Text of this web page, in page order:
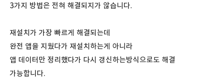
3가지 방법은 전혀 해결되지가 않습니다.
재설치가 가장 빠르게 해결되는데
완전 앱을 지웠다가 재설치하는게 아니라
앱 데이터만 정리했다가 다시 갱신하는방식으로도 해결
가능합니다.